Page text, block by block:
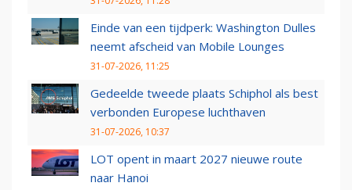
Einde van een tijdperk: Washington Dulles
neemt afscheid van Mobile Lounges
31-07-2026, 11:25
Gedeelde tweede plaats Schiphol als best
verbonden Europese luchthaven
31-07-2026, 10:37
LOT opent in maart 2027 nieuwe route
naar Hanoi